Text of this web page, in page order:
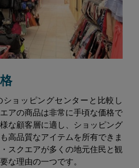
ョッピングセンターと比較し
アの商品は非常に手頃な価格で
な顧客層に適し、ショッピング
高品質なアイテムを所有できま
スクエアが多くの地元住民と観
な理由の一つです。